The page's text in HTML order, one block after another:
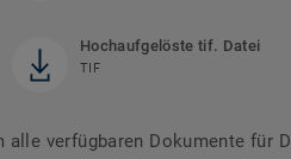
Hochaufgelöste tif. Datei
TIF
verfügbaren Dokumente für